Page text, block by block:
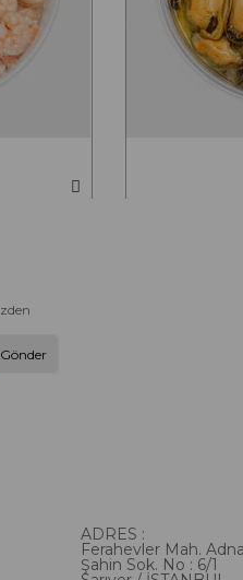
Gönder
ADRES :
Ferahevler Mah.
Şahin Sok. No : 6/1